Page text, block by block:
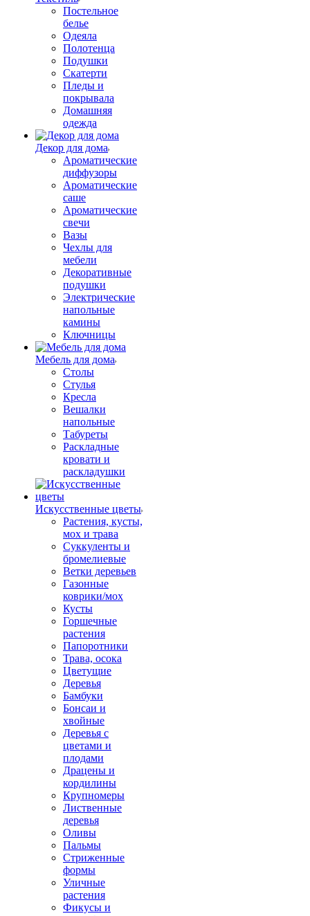
Постельное
белье
Одеяла
Полотенца
Подушки
Скатерти
Пледы и
покрывала
Домашняя
одежда
Декор для дома
Ароматические
диффузоры
Ароматические
саше
Ароматические
свечи
Вазы
Чехлы для
мебели
Декоративные
подушки
Электрические
напольные
камины
Ключницы
Мебель для дома
Столы
Стулья
Кресла
Вешалки
напольные
Табуреты
Раскладные
кровати и
раскладушки
Искусственные цветы
Растения, кусты,
мох и трава
Суккуленты и
бромелиевые
Ветки деревьев
Газонные
коврики/мох
Кусты
Горшечные
растения
Папоротники
Трава, осока
Цветущие
Деревья
Бамбуки
Бонсаи и
хвойные
Деревья с
цветами и
плодами
Драцены и
кордилины
Крупномеры
Лиственные
деревья
Оливы
Пальмы
Стриженные
формы
Уличные
растения
Фикусы и